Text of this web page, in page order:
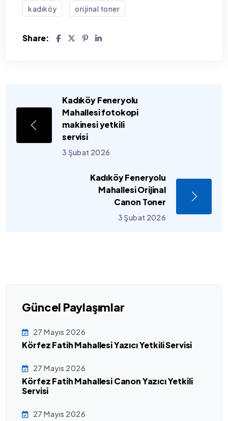
kadıköy orijinal toner
Share:
Kadıköy Feneryolu
Mahallesi fotokopi
makinesi yetkili
servisi
3 Şubat 2026
Kadıköy Feneryolu
Mahallesi Orijinal
Canon Toner
3 Şubat 2026
Güncel Paylaşımlar
27 Mayıs 2026
Körfez Fatih Mahallesi Yazıcı Yetkili Servisi
27 Mayıs 2026
Körfez Fatih Mahallesi Canon Yazıcı Yetkili
Servisi
27 Mayıs 2026